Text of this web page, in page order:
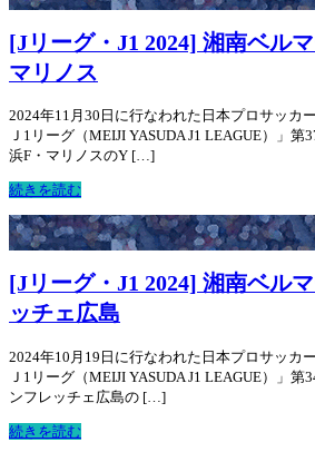
[Jリーグ・J1 2024] 湘南ベル
マリノス
2024年11月30日に行なわれた日本プロサッカ
Ｊ1リーグ（MEIJI YASUDA J1 LEAGUE）」
浜F・マリノスのY […]
続きを読む
[Jリーグ・J1 2024] 湘南ベル
ッチェ広島
2024年10月19日に行なわれた日本プロサッカ
Ｊ1リーグ（MEIJI YASUDA J1 LEAGUE）」
ンフレッチェ広島の […]
続きを読む